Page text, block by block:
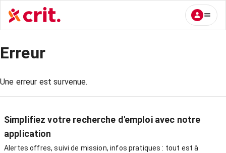
Erreur
Une erreur est survenue.
Simplifiez votre recherche d'emploi avec notre
application
Alertes offres, suivi de mission, infos pratiques : tout est à